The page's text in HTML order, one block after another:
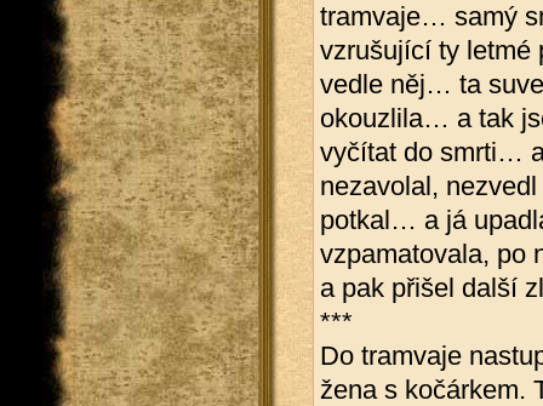
tramvaje… samý
vzrušující ty letmé
vedle něj… ta
okouzlila… a tak
vyčítat do smrti…
nezavolal,
potkal… a já
vzpamatovala, po
a pak přišel další
***
Do tramvaje
žena s kočárkem.